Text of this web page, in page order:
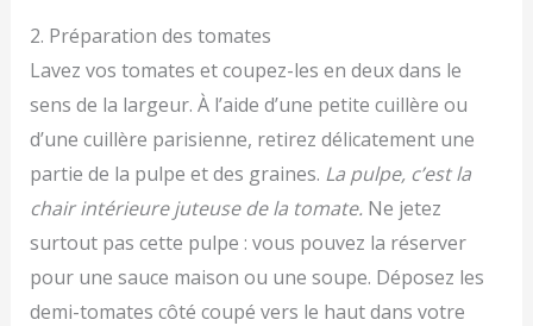
2. Préparation des tomates
Lavez vos tomates et coupez-les en deux dans le
sens de la largeur. À l’aide d’une petite cuillère ou
d’une cuillère parisienne, retirez délicatement une
partie de la pulpe et des graines. La pulpe, c’est la
chair intérieure juteuse de la tomate. Ne jetez
surtout pas cette pulpe : vous pouvez la réserver
pour une sauce maison ou une soupe. Déposez les
demi-tomates côté coupé vers le haut dans votre